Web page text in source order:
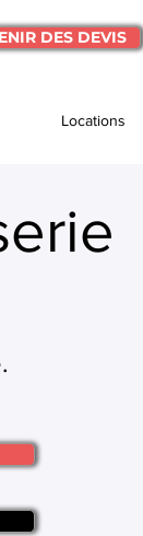
DES DEVIS
Locations